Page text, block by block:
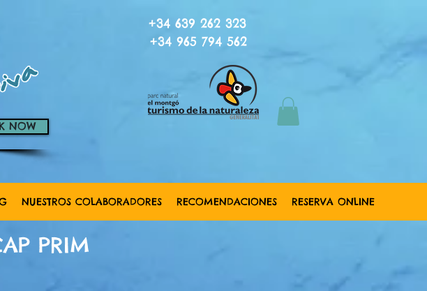
NOW
+34 639 262 323
+34 965 794 562
NUESTROS COLABORADORES RECOMENDACIONES RESERVA ONLINE
PRIM